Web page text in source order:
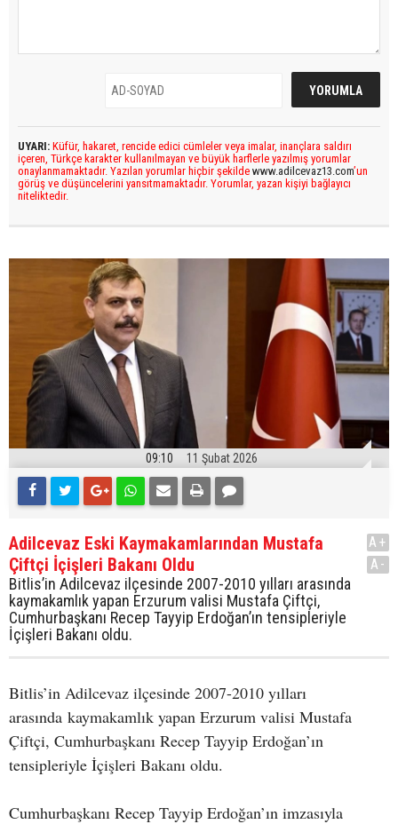
UYARI: Küfür, hakaret, rencide edici cümleler veya imalar, inançlara saldırı
içeren, Türkçe karakter kullanılmayan ve büyük harflerle yazılmış yorumlar
onaylanmamaktadır. Yazılan yorumlar hiçbir şekilde www.adilcevaz13.com’un
görüş ve düşüncelerini yansıtmamaktadır. Yorumlar, yazan kişiyi bağlayıcı
niteliktedir.
09:10 11 Şubat 2026
Adilcevaz Eski Kaymakamlarından Mustafa
Çiftçi İçişleri Bakanı Oldu
Bitlis’in Adilcevaz ilçesinde 2007-2010 yılları arasında
kaymakamlık yapan Erzurum valisi Mustafa Çiftçi,
Cumhurbaşkanı Recep Tayyip Erdoğan’ın tensipleriyle
İçişleri Bakanı oldu.
A+
A-
Bitlis’in Adilcevaz ilçesinde 2007-2010 yılları
arasında kaymakamlık yapan Erzurum valisi Mustafa
Çiftçi, Cumhurbaşkanı Recep Tayyip Erdoğan’ın
tensipleriyle İçişleri Bakanı oldu.
Cumhurbaşkanı Recep Tayyip Erdoğan’ın imzasıyla